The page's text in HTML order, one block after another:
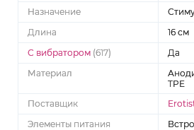
Назначение
Длина
16 см
С вибратором (617)
Да
Материал
TPE
Поставщик
Элементы питания